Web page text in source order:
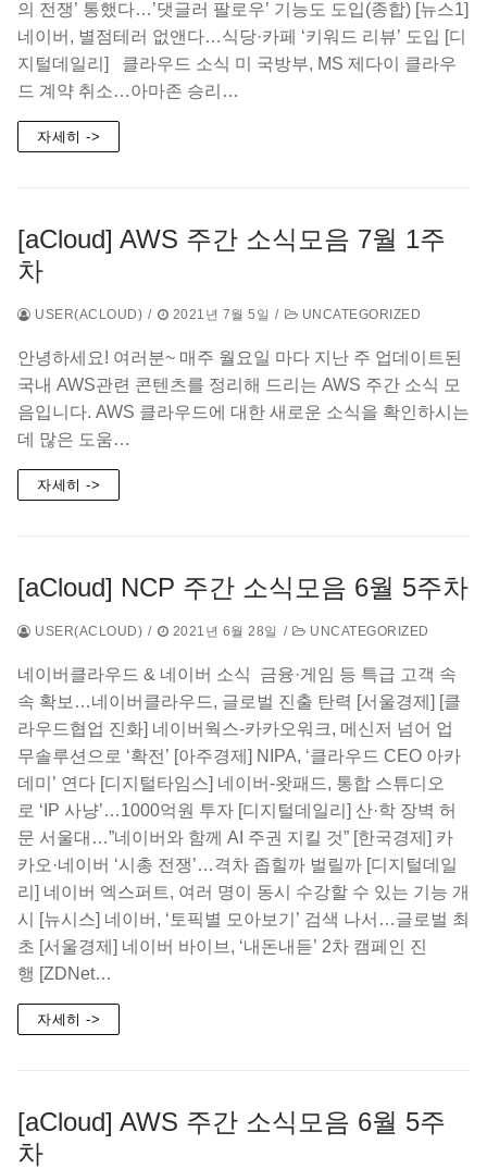
의 전쟁’ 통했다…’댓글러 팔로우’ 기능도 도입(종합) [뉴스1]
네이버, 별점테러 없앤다…식당·카페 ‘키워드 리뷰’ 도입 [디
지털데일리]​​ 클라우드 소식 미 국방부, MS 제다이 클라우
드 계약 취소…아마존 승리…
자세히 ->
[aCloud] AWS 주간 소식모음 7월 1주
차
USER(ACLOUD) / 2021년 7월 5일 / UNCATEGORIZED
안녕하세요! 여러분~ 매주 월요일 마다 지난 주 업데이트된
국내 AWS관련 콘텐츠를 정리해 드리는 AWS 주간 소식 모
음입니다. AWS 클라우드에 대한 새로운 소식을 확인하시는
데 많은 도움…
자세히 ->
[aCloud] NCP 주간 소식모음 6월 5주차
USER(ACLOUD) / 2021년 6월 28일 / UNCATEGORIZED
네이버클라우드 & 네이버 소식 ​ 금융·게임 등 특급 고객 속
속 확보…네이버클라우드, 글로벌 진출 탄력 [서울경제] [클
라우드협업 진화] 네이버웍스-카카오워크, 메신저 넘어 업
무솔루션으로 ‘확전’ [아주경제]​ NIPA, ‘클라우드 CEO 아카
데미’ 연다 [디지털타임스] 네이버-왓패드, 통합 스튜디오
로 ‘IP 사냥’…1000억원 투자 [디지털데일리] 산·학 장벽 허
문 서울대…”네이버와 함께 AI 주권 지킬 것” [한국경제] 카
카오·네이버 ‘시총 전쟁’…격차 좁힐까 벌릴까 [디지털데일
리] 네이버 엑스퍼트, 여러 명이 동시 수강할 수 있는 기능 개
시 [뉴시스] ​네이버, ‘토픽별 모아보기’ 검색 나서…글로벌 최
초 [서울경제] ​네이버 바이브, ‘내돈내듣’ 2차 캠페인 진
행 [ZDNet…
자세히 ->
[aCloud] AWS 주간 소식모음 6월 5주
차